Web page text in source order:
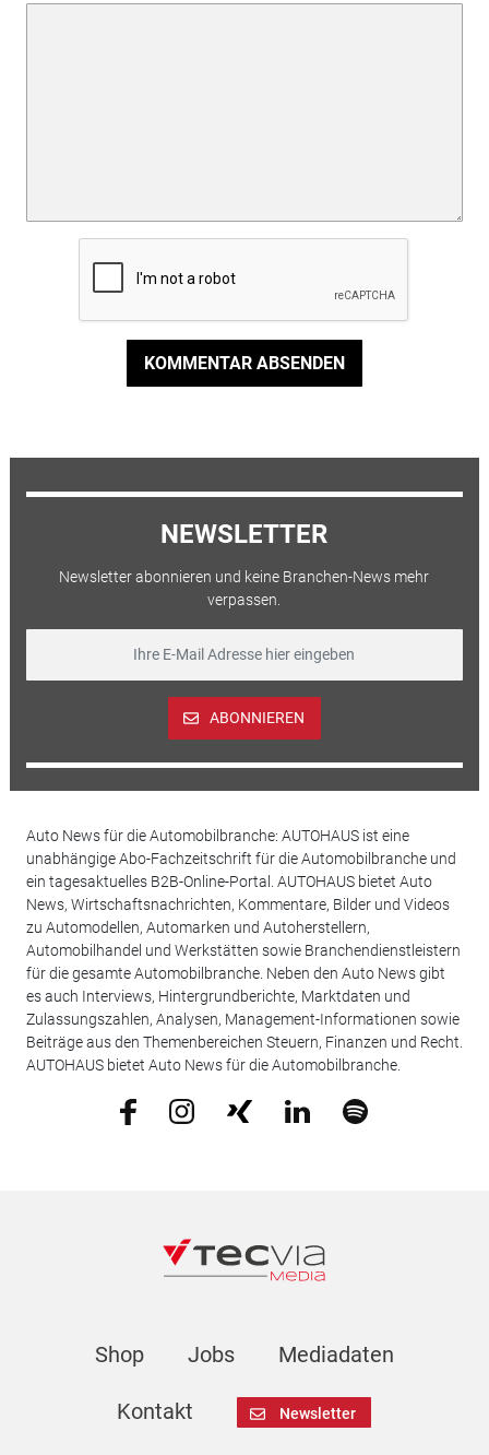
KOMMENTAR ABSENDEN
NEWSLETTER
Newsletter abonnieren und keine Branchen-News mehr
verpassen.
ABONNIEREN
Auto News für die Automobilbranche: AUTOHAUS ist eine
unabhängige Abo-Fachzeitschrift für die Automobilbranche und
ein tagesaktuelles B2B-Online-Portal. AUTOHAUS bietet Auto
News, Wirtschaftsnachrichten, Kommentare, Bilder und Videos
zu Automodellen, Automarken und Autoherstellern,
Automobilhandel und Werkstätten sowie Branchendienstleistern
für die gesamte Automobilbranche. Neben den Auto News gibt
es auch Interviews, Hintergrundberichte, Marktdaten und
Zulassungszahlen, Analysen, Management-Informationen sowie
Beiträge aus den Themenbereichen Steuern, Finanzen und Recht.
AUTOHAUS bietet Auto News für die Automobilbranche.
Shop Jobs Mediadaten
Kontakt Newsletter